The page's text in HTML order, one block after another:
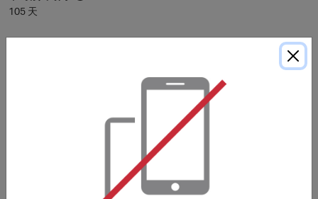
105 天
天內存入
・ギフトカード・商品券の購入は特典の対象外です。
・ご注文内容に変更があった場合は特典の対象外になりま